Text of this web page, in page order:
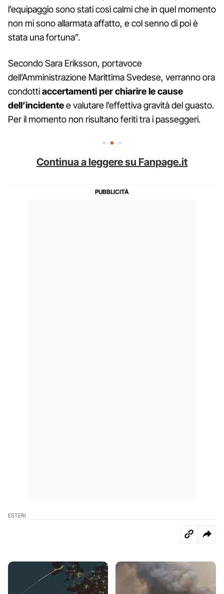
l’equipaggio sono stati così calmi che in quel momento
non mi sono allarmata affatto, e col senno di poi è
stata una fortuna”.
Secondo Sara Eriksson, portavoce
dell’Amministrazione Marittima Svedese, verranno ora
condottiaccertamenti per chiarire le cause
dell’incidentee valutare l’effettiva gravità del guasto.
Per il momento non risultano feriti tra i passeggeri.
Continua a leggere su Fanpage.it
ESTERI